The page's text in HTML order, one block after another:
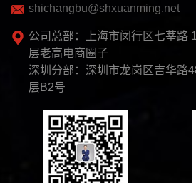
shichangbu@shxuanming.net
公司总部：上海市闵行区七莘路
层老高电商圈子
深圳分部：深圳市龙岗区吉华路
层B2号